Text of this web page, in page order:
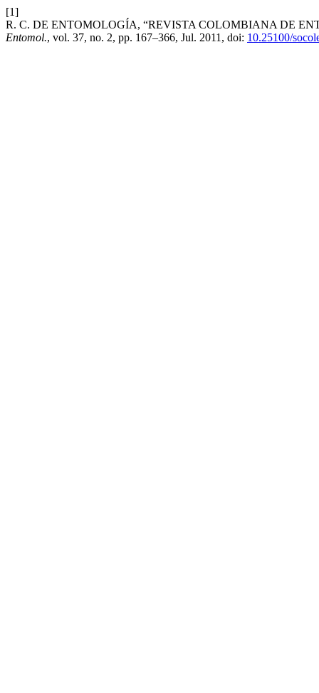
[1]
R. C. DE ENTOMOLOGÍA, “REVISTA COLOMBIANA DE
Entomol., vol. 37, no. 2, pp. 167–366, Jul. 2011, doi: 10.25100/